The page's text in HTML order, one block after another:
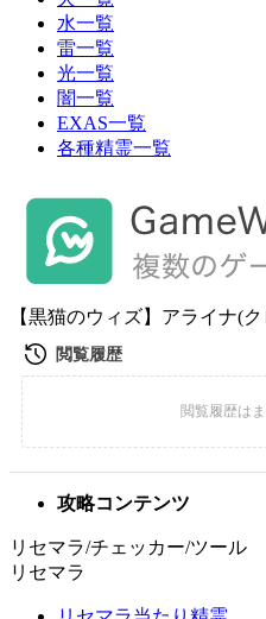
水一覧
雷一覧
光一覧
闇一覧
EXAS一覧
各種精霊一覧
【黒猫のウィズ】アライナ(
攻略コンテンツ
リセマラ/チェッカー/ツール
リセマラ